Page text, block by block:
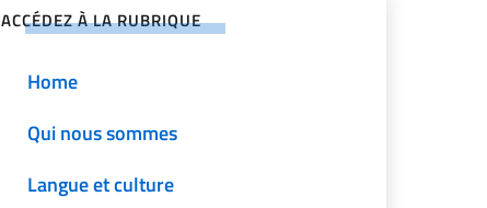
ACCÉDEZ À LA RUBRIQUE
Home
Qui nous sommes
Langue et culture